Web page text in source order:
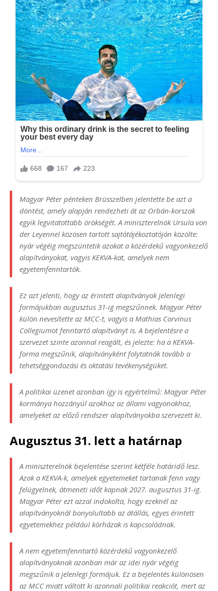
Magyar Péter pénteken Brüsszelben jelentette be azt a
döntést, amely alapján rendezheti át az Orbán-korszak
egyik legvitatottabb örökségét. A miniszterelnök Ursula von
der Leyennel közösen tartott sajtótájékoztatóján közölte:
nyár végéig megszüntetik azokat a közérdekű vagyonkezelő
alapítványokat, vagyis KEKVA-kat, amelyek nem
egyetemfenntartók.
Ez azt jelenti, hogy az érintett alapítványok jelenlegi
formájukban augusztus 31-ig megszűnnek. Magyar Péter
külön nevesítette az MCC-t, vagyis a Mathias Corvinus
Collegiumot fenntartó alapítványt is. A bejelentésre a
szervezet szinte azonnal reagált, és jelezte: ha a KEKVA-
forma megszűnik, alapítványként folytatnák tovább a
tehetséggondozási és oktatási tevékenységüket.
A politikai üzenet azonban így is egyértelmű: Magyar Péter
kormánya hozzányúl azokhoz az állami vagyonokhoz,
amelyeket az előző rendszer alapítványokba szervezett ki.
Augusztus 31. lett a határnap
A miniszterelnök bejelentése szerint kétféle határidő lesz.
Azok a KEKVA-k, amelyek egyetemeket tartanak fenn vagy
felügyelnek, átmeneti időt kapnak 2027. augusztus 31-ig.
Magyar Péter ezt azzal indokolta, hogy ezeknél az
alapítványoknál bonyolultabb az átállás, egyes érintett
egyetemekhez például kórházak is kapcsolódnak.
A nem egyetemfenntartó közérdekű vagyonkezelő
alapítványoknak azonban már az idei nyár végéig
megszűnik a jelenlegi formájuk. Ez a bejelentés különösen
az MCC miatt váltott ki azonnali politikai reakciót, mert az